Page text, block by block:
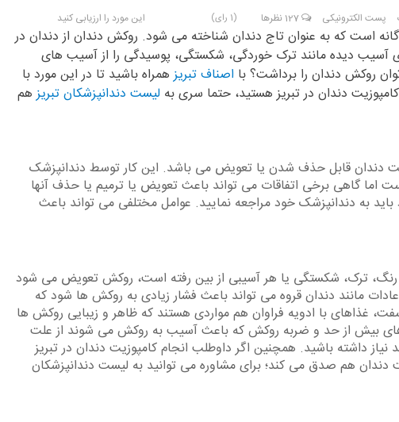
پست الکترونیکی 127 نظرها این مورد را ارزیابی کنید (1 رای)
است که به عنوان تاج دندان شناخته می شود. روکش دندان از دندان در
دیده مانند ترک خوردگی، شکستگی، پوسیدگی را از آسیب های
روکش دندان را برداشت؟ با اصناف تبریزهمراه باشید تا در این مورد با
دندان در تبریز هستید، حتما سری به لیست دندانپزشکان تبریزهم
دندان قابل حذف شدن یا تعویض می باشد. این کار توسط دندانپزشک
اما گاهی برخی اتفاقات می تواند باعث تعویض یا ترمیم یا حذف آنها
به دندانپزشک خود مراجعه نمایید. عوامل مختلفی می تواند باعث
رنگ، ترک، شکستگی یا هر آسیبی از بین رفته است، روکش تعویض می شود
مانند دندان قروه می تواند باعث فشار زیادی به روکش ها شود که
غذاهای با ادویه فراوان هم مواردی هستند که ظاهر و زیبایی روکش ها
بیش از حد و ضربه روکش که باعث آسیب به روکش می شوند از علت
داشته باشید. همچنین اگر داوطلب انجام کامپوزیت دندان در تبریز
دندان هم صدق می کند؛ برای مشاوره می توانید به لیست دندانپزشکان